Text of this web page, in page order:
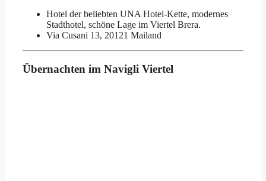
Hotel der beliebten UNA Hotel-Kette, modernes
Stadthotel, schöne Lage im Viertel Brera.
Via Cusani 13, 20121 Mailand
Übernachten im Navigli Viertel